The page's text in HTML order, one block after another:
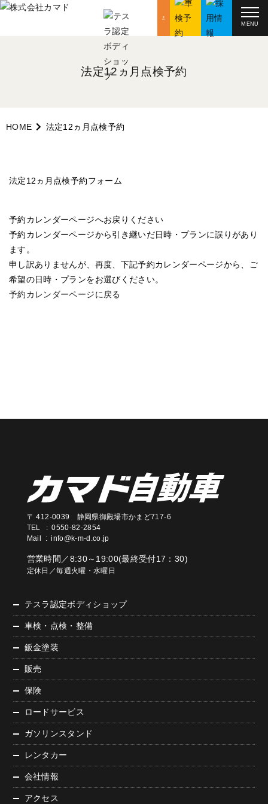
MENU
法定12ヵ月点検予約
HOME 法定12ヵ月点検予約
法定12ヵ月点検予約フォーム
予約カレンダーページへお戻りください
予約カレンダーページから引き継いだ日時・プランに誤りがあり
ます。
申し訳ありませんが、再度、下記予約カレンダーページから、ご
希望の日時・プランをお選びください。
予約カレンダーページに戻る
〒 412-0039 静岡県御殿場市かまど717-6
TEL : 0550-82-2854
Mail :info@k-m-d.co.jp
営業時間／8:30～19:00(最終受付17：30)
定休日／毎週火曜・水曜日
テスラ認定ボディショップ
車検・点検・整備
鈑金塗装
販売
保険
ロードサービス
ガソリンスタンド
レンタカー
会社情報
アクセス